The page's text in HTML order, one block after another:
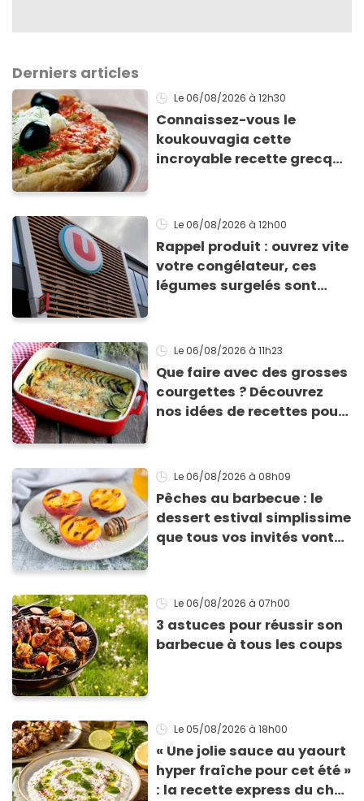
Derniers articles
Le 06/08/2026 à 12h30
Connaissez-vous le
koukouvagia cette
incroyable recette grecque
Le 06/08/2026 à 12h00
Rappel produit : ouvrez vite
votre congélateur, ces
légumes surgelés sont
Le 06/08/2026 à 11h23
Que faire avec des grosses
courgettes ? Découvrez
nos idées de recettes pour
Le 06/08/2026 à 08h09
Pêches au barbecue : le
dessert estival simplissime
que tous vos invités vont
Le 06/08/2026 à 07h00
3 astuces pour réussir son
barbecue à tous les coups
Le 05/08/2026 à 18h00
« Une jolie sauce au yaourt
hyper fraîche pour cet été »
: la recette express du chef